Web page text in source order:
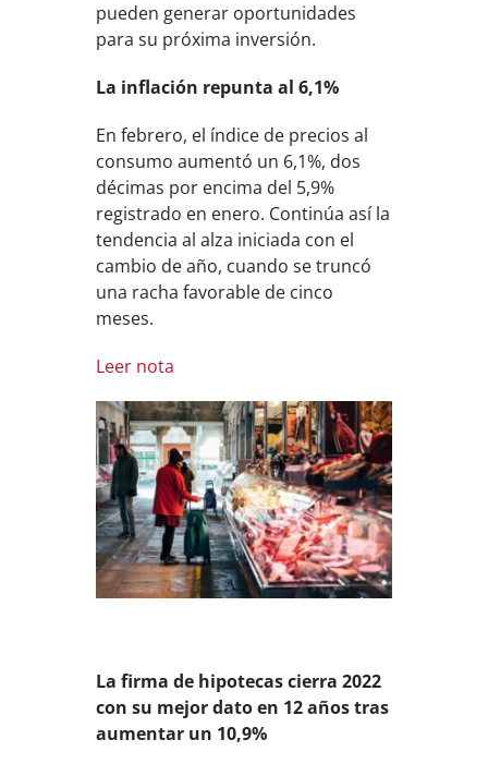
pueden generar oportunidades
para su próxima inversión.
La inflación repunta al 6,1%
En febrero, el índice de precios al
consumo aumentó un 6,1%, dos
décimas por encima del 5,9%
registrado en enero. Continúa así la
tendencia al alza iniciada con el
cambio de año, cuando se truncó
una racha favorable de cinco
meses.
Leer nota
La firma de hipotecas cierra 2022
con su mejor dato en 12 años tras
aumentar un 10,9%